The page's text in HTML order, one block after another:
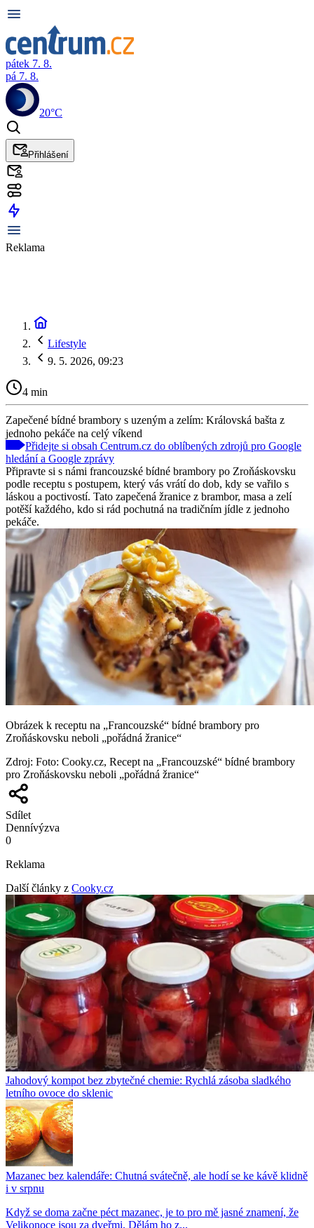
pátek 7. 8.
pá 7. 8.
20°C
Přihlášení
Reklama
Lifestyle
9. 5. 2026, 09:23
4 min
Zapečené bídné brambory s uzeným a zelím: Královská bašta z
jednoho pekáče na celý víkend
Přidejte si obsah Centrum.cz do oblíbených zdrojů pro Google
hledání a Google zprávy
Připravte si s námi francouzské bídné brambory po Zroňáskovsku
podle receptu s postupem, který vás vrátí do dob, kdy se vařilo s
láskou a poctivostí. Tato zapečená žranice z brambor, masa a zelí
potěší každého, kdo si rád pochutná na tradičním jídle z jednoho
pekáče.
Obrázek k receptu na „Francouzské“ bídné brambory pro
Zroňáskovsku neboli „pořádná žranice“
Zdroj: Foto: Cooky.cz, Recept na „Francouzské“ bídné brambory
pro Zroňáskovsku neboli „pořádná žranice“
Sdílet
Dennívýzva
0
Reklama
Další články z Cooky.cz
Jahodový kompot bez zbytečné chemie: Rychlá zásoba sladkého
letního ovoce do sklenic
Mazanec bez kalendáře: Chutná svátečně, ale hodí se ke kávě klidně
i v srpnu
Když se doma začne péct mazanec, je to pro mě jasné znamení, že
Velikonoce jsou za dveřmi. Dělám ho z...